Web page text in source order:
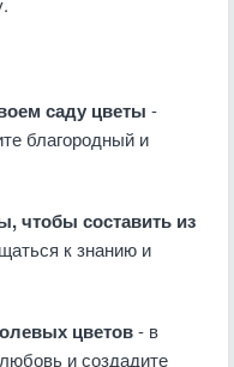
саду цветы -
благородный и
чтобы составить из
к знанию и
цветов- в
и создадите